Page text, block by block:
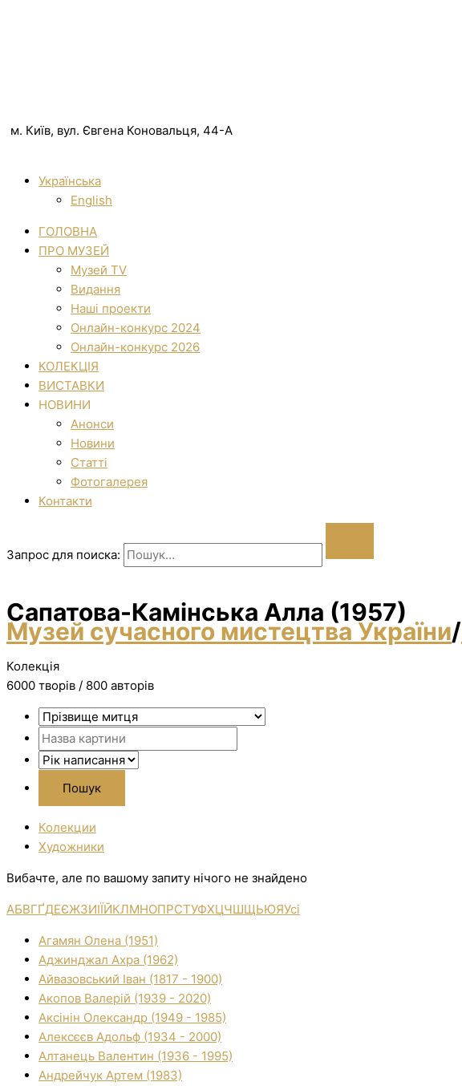
м. Київ, вул. Євгена Коновальця, 44-А
Українська
English
ГОЛОВНА
ПРО МУЗЕЙ
Музей TV
Видання
Наші проекти
Онлайн-конкурс 2024
Онлайн-конкурс 2026
КОЛЕКЦІЯ
ВИСТАВКИ
НОВИНИ
Анонси
Новини
Статті
Фотогалерея
Контакти
Запрос для поиска:
Сапатова-Камінська Алла (1957)
Музей сучасного мистецтва України/
Колекція
6000 творiв / 800 авторів
Колекции
Художники
Вибачте, але по вашому запиту нічого не знайдено
АБВГҐДЕЄЖЗИІЇЙКЛМНОПРСТУФХЦЧШЩЬЮЯУсі
Агамян Олена (1951)
Аджинджал Ахра (1962)
Айвазовський Іван (1817 - 1900)
Акопов Валерій (1939 - 2020)
Аксінін Олександр (1949 - 1985)
Алексєєв Адольф (1934 - 2000)
Алтанець Валентин (1936 - 1995)
Андрейчук Артем (1983)